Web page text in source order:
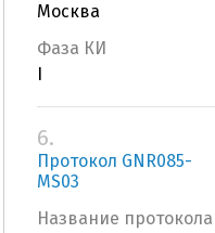
Москва
Фаза КИ
6.
Протокол GNR085-
MS03
Название протокола